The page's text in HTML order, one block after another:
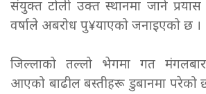
संयुक्त टोली उक्त स्थानमा जाने प्रयास
वर्षाले अबरोध पु¥याएको जनाइएको छ ।
जिल्लाको तल्लो भेगमा गत मंगलबार
आएको बाढील बस्तीहरू डुबानमा परेको